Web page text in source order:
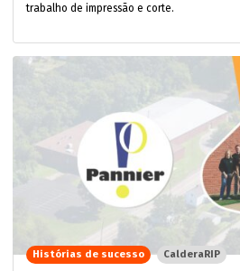
trabalho de impressão e corte.
Histórias de sucesso CalderaRIP